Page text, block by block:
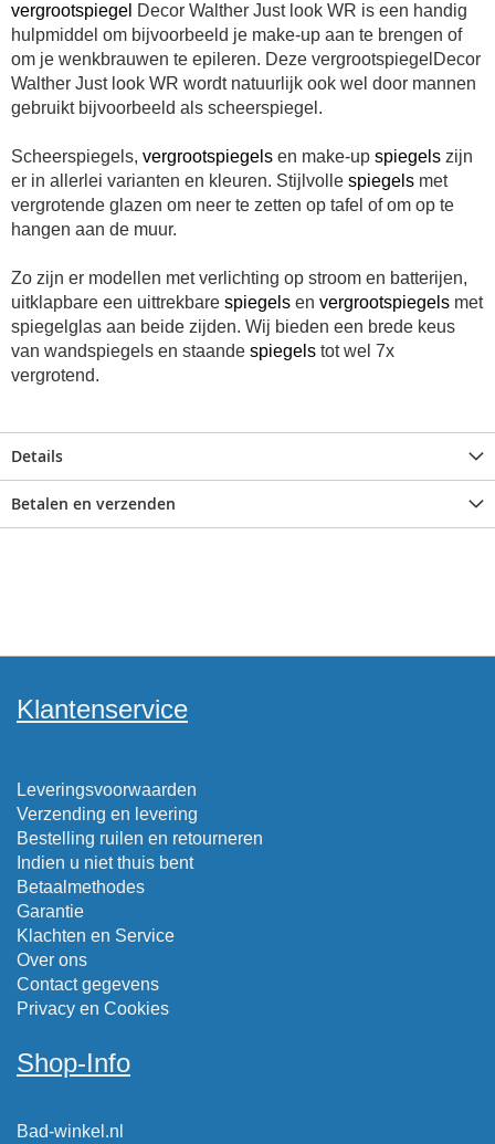
vergrootspiegel Decor Walther Just look WR is een handig
hulpmiddel om bijvoorbeeld je make-up aan te brengen of
om je wenkbrauwen te epileren. Deze vergrootspiegelDecor
Walther Just look WR wordt natuurlijk ook wel door mannen
gebruikt bijvoorbeeld als scheerspiegel.
Scheerspiegels, vergrootspiegels en make-up spiegels zijn
er in allerlei varianten en kleuren. Stijlvolle spiegels met
vergrotende glazen om neer te zetten op tafel of om op te
hangen aan de muur.
Zo zijn er modellen met verlichting op stroom en batterijen,
uitklapbare een uittrekbare spiegels en vergrootspiegels met
spiegelglas aan beide zijden. Wij bieden een brede keus
van wandspiegels en staande spiegels tot wel 7x
vergrotend.
Details
Betalen en verzenden
Klantenservice
Leveringsvoorwaarden
Verzending en levering
Bestelling ruilen en retourneren
Indien u niet thuis bent
Betaalmethodes
Garantie
Klachten en Service
Over ons
Contact gegevens
Privacy en Cookies
Shop-Info
Bad-winkel.nl